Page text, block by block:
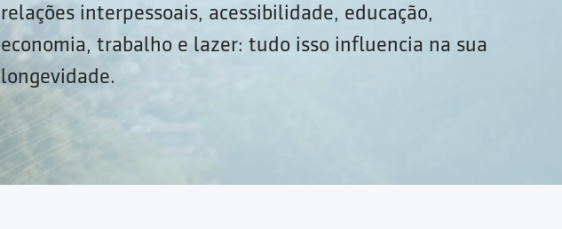
relações interpessoais, acessibilidade, educação,
economia, trabalho e lazer: tudo isso influencia na sua
longevidade.